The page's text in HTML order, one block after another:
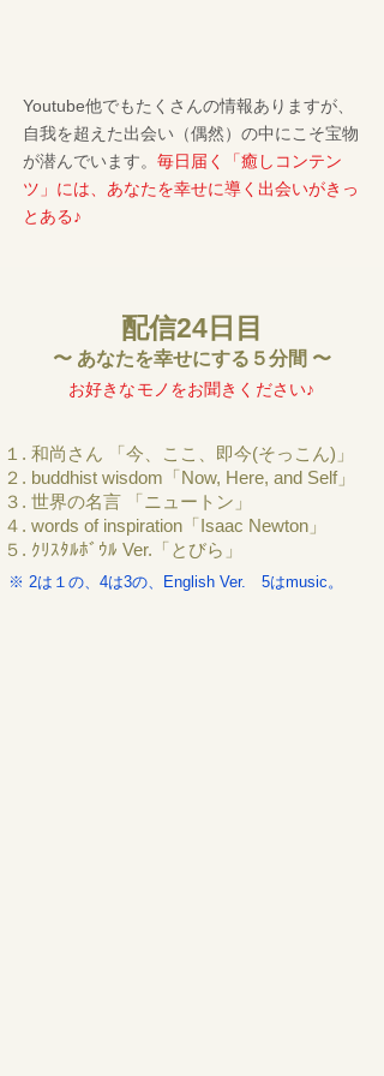
Youtube他でもたくさんの情報ありますが、
自我を超えた出会い（偶然）の中にこそ宝物
が潜んでいます。 毎日届く「癒しコンテン
ツ」には、あなたを幸せに導く出会いがきっ
とある♪
配信24日目
〜 あなたを幸せにする５分間 〜
​お好きなモノをお聞きください♪
１. 和尚さん 「今、ここ、即今(そっこん)」
２. buddhist wisdom「Now, Here, and Self」
３. 世界の名言 「ニュートン」
４. words of inspiration「Isaac Newton」
５. ｸﾘｽﾀﾙﾎﾞｳﾙ Ver.「とびら」
※ 2は１の、4は3の、English Ver. 5はmusic。